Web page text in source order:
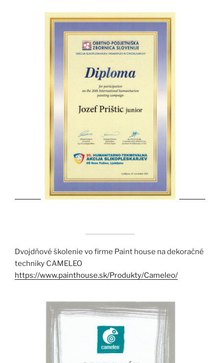
Dvojdňové školenie vo firme Paint house na dekoračné
techniky CAMELEO
https://www.painthouse.sk/Produkty/Cameleo/